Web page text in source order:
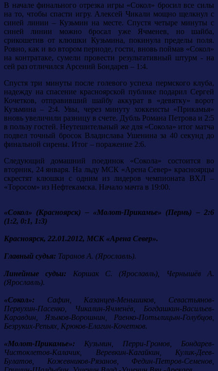
В начале финального отрезка игры «Сокол» бросил все силы
на то, чтобы спасти игру. Алексей Чикали мощно щелкнул с
синей линии – Кузьмин на месте. Спустя четыре минуты с
синей линии можно бросал уже Ячменев, но шайба,
срикошетив от клюшки Кузьмина, покинула пределы поля.
Ровно, как и во втором периоде, гости, вновь поймав «Сокол»
на контратаке, сумели провести результативный штурм - на
сей раз отличился Арсений Бондарев – 1:4.
Спустя три минуты после голевого успеха пермского клуба,
надежду на спасение красноярской публике подарил Сергей
Кочетков, отправивший шайбу аккурат в «девятку» ворот
Кузьмина – 2:4. Увы, через минуту хоккеисты «Прикамья»
вновь увеличили разницу в счете. Дубль Романа Петрова и 2:5
в пользу гостей. Неутешительный же для «Сокола» итог матча
подвел точный бросок Владислава Ушенина за 40 секунд до
финальной сирены. Итог – поражение 2:6.
Следующий домашний поединок «Сокола» состоится во
вторник, 24 января. На льду МСК «Арена Север» красноярцы
скрестят клюшки с одним из лидеров чемпионата ВХЛ –
«Торосом» из Нефтекамска. Начало мачта в 19:00.
«Сокол» (Красноярск) – «Молот-Прикамье» (Пермь) – 2:6
(1:2, 0:1, 1:3)
Красноярск, 22.01.2012, МСК «Арена Север».
Главный судья: Таранов А. (Ярославль).
Линейные судьи: Коршак С. (Ярославль), Чернышёв А.
(Ярославль).
«Сокол»: Сафин, Казанцев-Меньшиков, Севастьянов-
Первухин-Пасенко, Чикалин-Ячменёв, Богдашкин-Васильев-
Каравдин, Языков-Ворошнин, Раенко-Потылицын-Голубцов,
Безруких-Репьях, Крюков-Елагин-Кочетков.
«Молот-Прикамье»: Кузьмин, Перри-Громов, Бондарев-
Чистоклетов-Калачик, Веревкин-Кагайкин, Кулик-Деев-
Булатов, Кожевников-Рязанов, Федин-Петров-Семенов,